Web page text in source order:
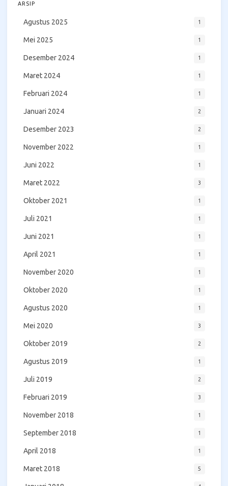
ARSIP
Agustus 2025 1
Mei 2025 1
Desember 2024 1
Maret 2024 1
Februari 2024 1
Januari 2024 2
Desember 2023 2
November 2022 1
Juni 2022 1
Maret 2022 3
Oktober 2021 1
Juli 2021 1
Juni 2021 1
April 2021 1
November 2020 1
Oktober 2020 1
Agustus 2020 1
Mei 2020 3
Oktober 2019 2
Agustus 2019 1
Juli 2019 2
Februari 2019 3
November 2018 1
September 2018 1
April 2018 1
Maret 2018 5